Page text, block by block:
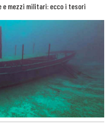
e mezzi militari: ecco i tesori